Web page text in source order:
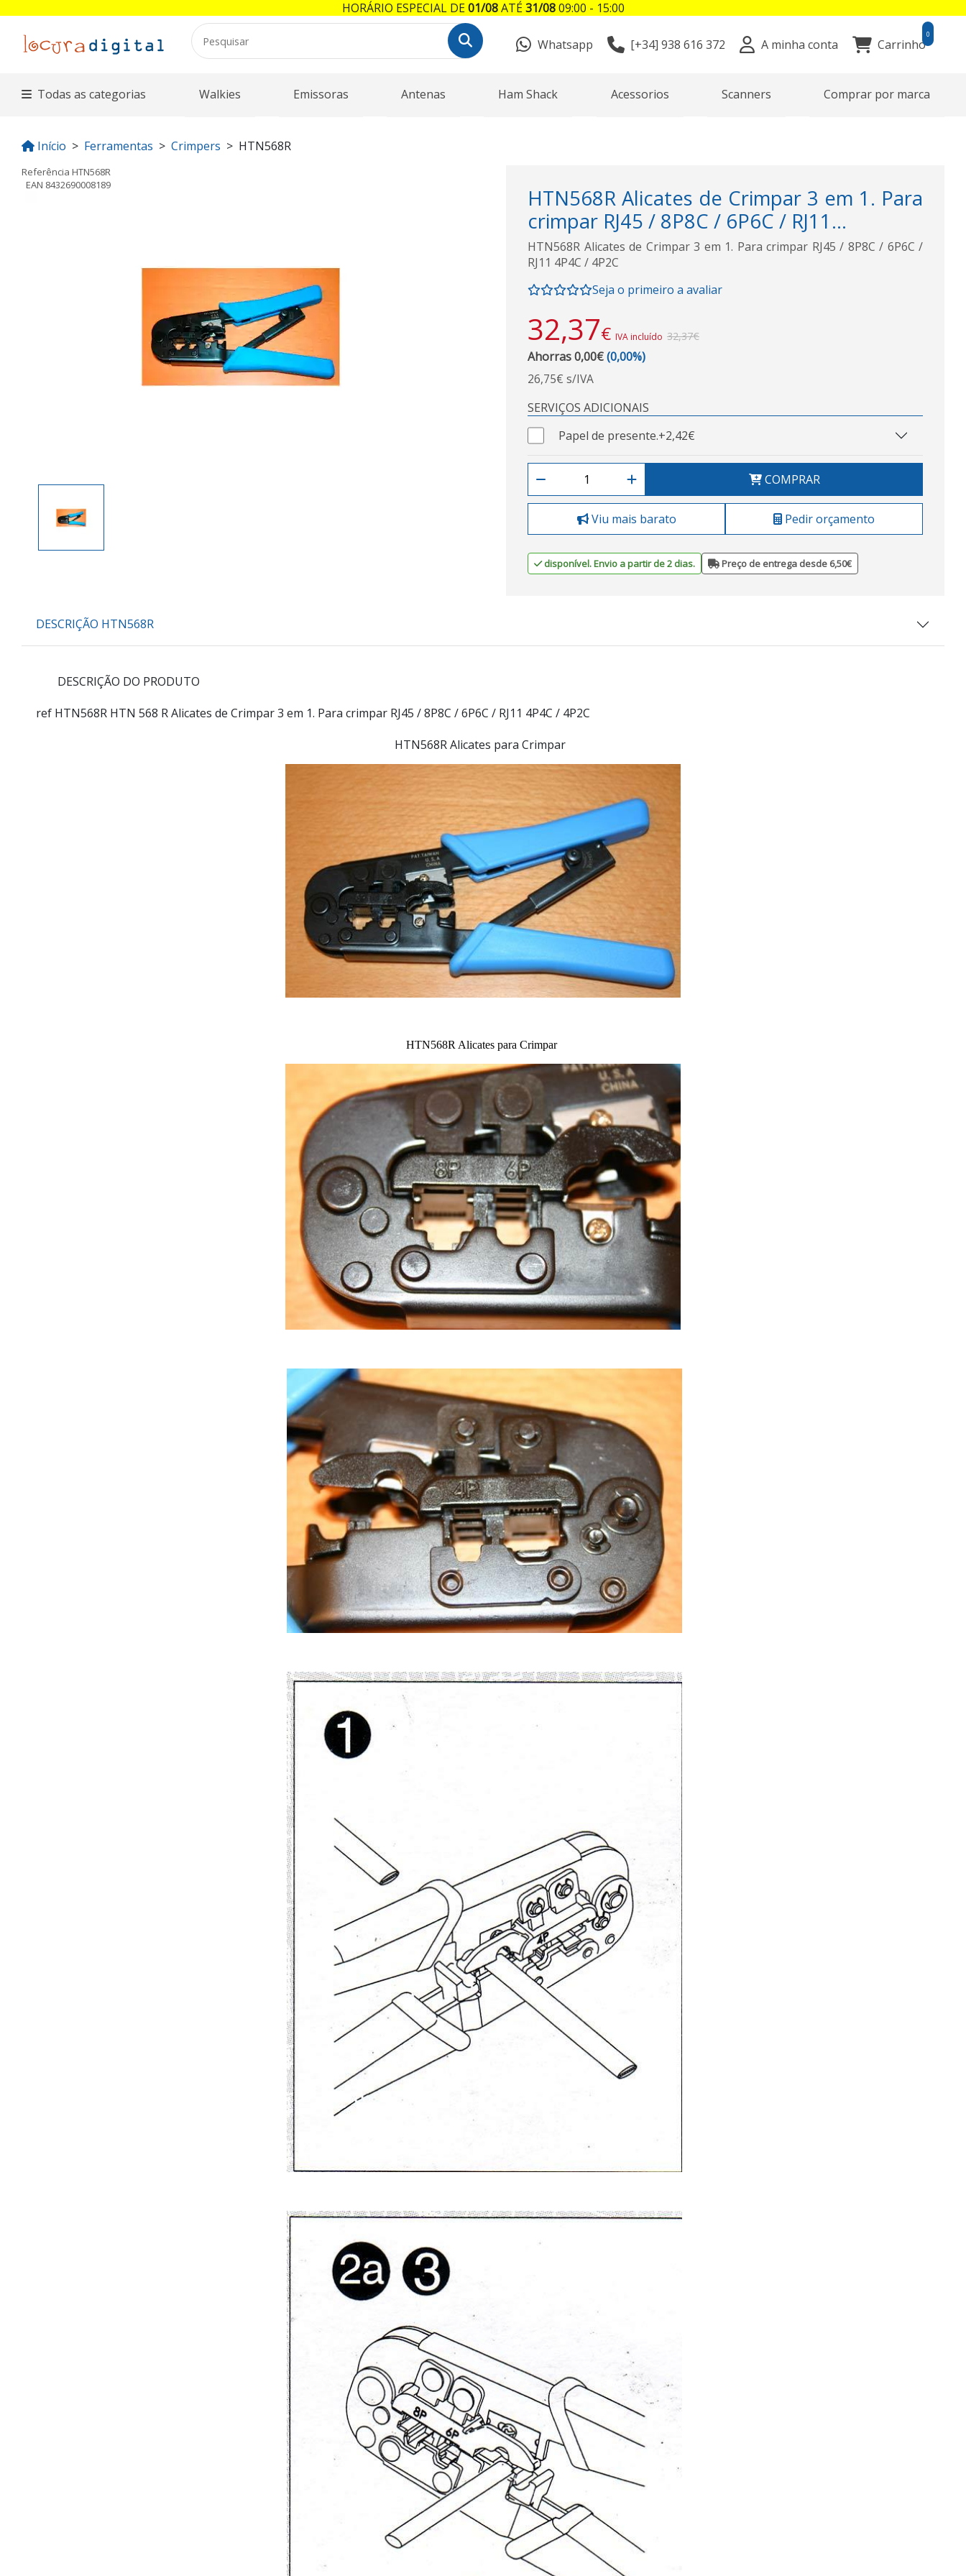
Whatsapp [+34] 938 616 372 A minha conta Carrinho
0
Todas as categorias Walkies Emissoras Antenas Ham Shack Acessorios Scanners Comprar por marca
Início Ferramentas Crimpers HTN568R
Referência HTN568R
EAN 8432690008189
HTN568R Alicates de Crimpar 3 em 1. Para
crimpar RJ45 / 8P8C / 6P6C / RJ11...
HTN568R Alicates de Crimpar 3 em 1. Para crimpar RJ45 / 8P8C / 6P6C /
RJ11 4P4C / 4P2C
Seja o primeiro a avaliar
32,37€ IVA incluído 32,37€
Ahorras 0,00€(0,00%)
26,75€ s/IVA
SERVIÇOS ADICIONAIS
Papel de presente.+2,42€
COMPRAR
Viu mais barato Pedir orçamento
disponível. Envio a partir de 2 dias. Preço de entrega desde 6,50€
DESCRIÇÃO HTN568R
DESCRIÇÃO DO PRODUTO
ref HTN568R HTN 568 R Alicates de Crimpar 3 em 1. Para crimpar RJ45 / 8P8C / 6P6C / RJ11 4P4C / 4P2C
HTN568R Alicates para Crimpar
HTN568R Alicates para Crimpar
HORÁRIO ESPECIAL DE01/08ATÉ31/0809:00 - 15:00